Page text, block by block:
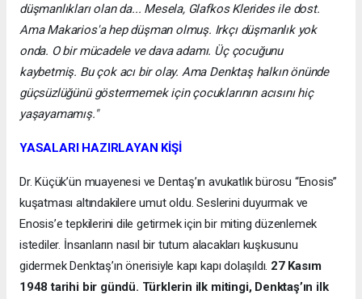
düşmanlıkları olan da... Mesela, Glafkos Klerides ile dost.
Ama Makarios'a hep düşman olmuş. Irkçı düşmanlık yok
onda. O bir mücadele ve dava adamı. Üç çocuğunu
kaybetmiş. Bu çok acı bir olay. Ama Denktaş halkın önünde
güçsüzlüğünü göstermemek için çocuklarının acısını hiç
yaşayamamış."
YASALARI HAZIRLAYAN KİŞİ
Dr. Küçük’ün muayenesi ve Dentaş’ın avukatlık bürosu “Enosis”
kuşatması altındakilere umut oldu. Seslerini duyurmak ve
Enosis’e tepkilerini dile getirmek için bir miting düzenlemek
istediler. İnsanların nasıl bir tutum alacakları kuşkusunu
gidermek Denktaş’ın önerisiyle kapı kapı dolaşıldı. 27 Kasım
1948 tarihi bir gündü. Türklerin ilk mitingi, Denktaş’ın ilk